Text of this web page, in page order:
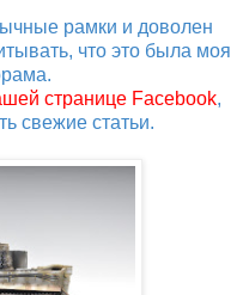
рамки и доволен
что это была моя
странице Facebook,
свежие статьи.